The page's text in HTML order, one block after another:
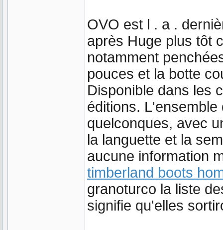
OVO est l . a .
après Huge plus tôt
notamment
pouces et la botte
Disponible dans les
éditions.
quelconques, avec
la languette et la
aucune information
timberland boots
granoturco la liste
signifie qu'elles